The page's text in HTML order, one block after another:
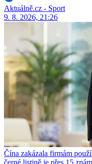
Aktuálně.cz - Sport
9. 8. 2026, 21:26
Čína zakázala firmám
černé listině je přes 15